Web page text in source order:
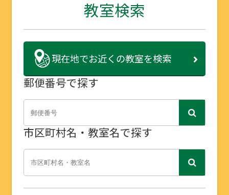
教室検索
現在地でお近くの教室を検索
郵便番号で探す
市区町村名・教室名で探す